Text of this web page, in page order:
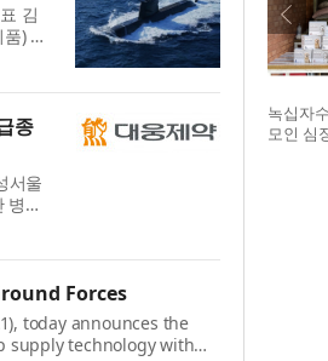
김
) 공
70
종
서울
병상
밝
Forces
today announces the
supply technology with
녹십자
모인 심